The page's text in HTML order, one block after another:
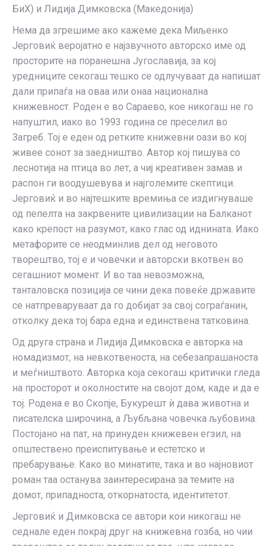
БиХ) и Лидија Димковска (Македонија)
Нема да згрешиме ако кажеме дека Миљенко
Јерговиќ веројатно е најзвучното авторско име од
просторите на поранешна Југославија, за кој
уредниците секогаш тешко се одлучуваат да напишат
дали припаѓа на оваа или онаа национална
книжевност. Роден е во Сараево, кое никогаш не го
напуштил, иако во 1993 година се преселил во
Загреб. Тој е еден од ретките книжевни оази во кој
живее сонот за заедништво. Автор кој пишува со
леснотија на птица во лет, а чиј креативен замав и
распон ги воодушевува и најголемите скептици.
Јерговиќ и во најтешките времиња се издигнуваше
од пепелта на закрвените цивилизации на Балканот
како крепост на разумот, како глас од иднината. Иако
метафорите се неодминлив дел од неговото
творештво, тој е и човечки и авторски вкотвен во
сегашниот момент. И во таа невозможна,
танталовска позиција се чини дека повеќе државите
се натпреваруваат да го добијат за свој сограѓанин,
отколку дека тој бара една и единствена татковина.
Од друга страна и Лидија Димковска е авторка на
номадизмот, на невкотвеноста, на себезапрашаноста
и меѓништвото. Авторка која секогаш критички гледа
на просторот и околностите на својот дом, каде и да е
тој. Родена е во Скопје, Букурешт ѝ дава животна и
писателска широчина, а Љубљана човечка љубовина.
Постојано на пат, на принуден книжевен егзил, на
општествено преиспитување и естетско и
пребарување. Како во минатите, така и во најновиот
роман таа останува заинтересирана за темите на
домот, припадноста, откорнатоста, идентитетот.
Јерговиќ и Димковска се автори кои никогаш не
седнале еден покрај друг на книжевна гозба, но чии